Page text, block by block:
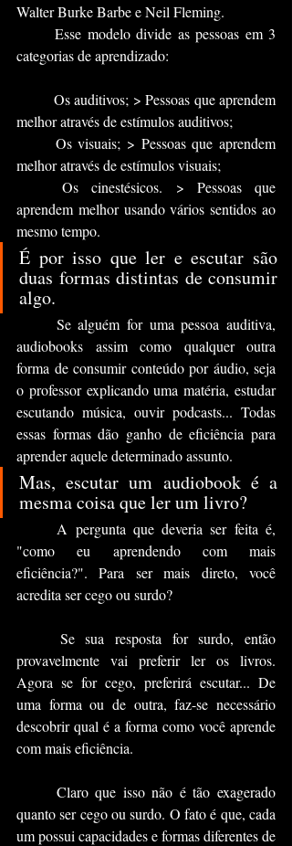
Walter Burke Barbe e Neil Fleming.
	Esse modelo divide as pessoas em 3
categorias de aprendizado:
melhor através de estímulos auditivos;
melhor através de estímulos visuais;
	Os cinestésicos. > Pessoas que
aprendem melhor usando vários sentidos ao
mesmo tempo.
É por isso que ler e escutar são
duas formas distintas de consumir
algo.
audiobooks assim como qualquer outra
forma de consumir conteúdo por áudio, seja
o professor explicando uma matéria, estudar
escutando música, ouvir podcasts... Todas
essas formas dão ganho de eficiência para
aprender aquele determinado assunto.
Mas, escutar um audiobook é a
mesma coisa que ler um livro?
"como eu aprendendo com mais
eficiência?". Para ser mais direto, você
acredita ser cego ou surdo?
provavelmente vai preferir ler os livros.
Agora se for cego, preferirá escutar... De
uma forma ou de outra, faz-se necessário
descobrir qual é a forma como você aprende
com mais eficiência.
quanto ser cego ou surdo. O fato é que, cada
um possui capacidades e formas diferentes de